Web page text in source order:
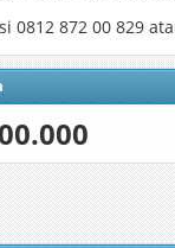
0812 872 00 829